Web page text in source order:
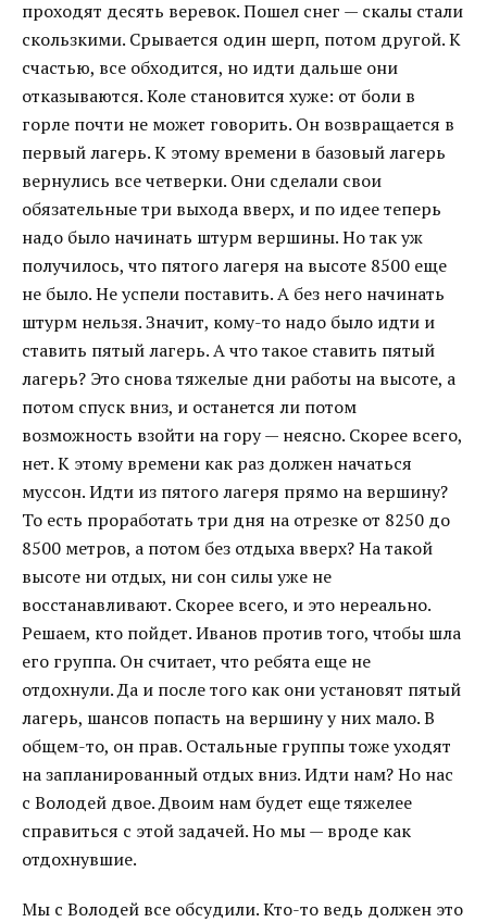
проходят десять веревок. Пошел снег — скалы стали
скользкими. Срывается один шерп, потом другой. К
счастью, все обходится, но идти дальше они
отказываются. Коле становится хуже: от боли в
горле почти не может говорить. Он возвращается в
первый лагерь. К этому времени в базовый лагерь
вернулись все четверки. Они сделали свои
обязательные три выхода вверх, и по идее теперь
надо было начинать штурм вершины. Но так уж
получилось, что пятого лагеря на высоте 8500 еще
не было. Не успели поставить. А без него начинать
штурм нельзя. Значит, кому-то надо было идти и
ставить пятый лагерь. А что такое ставить пятый
лагерь? Это снова тяжелые дни работы на высоте, а
потом спуск вниз, и останется ли потом
возможность взойти на гору — неясно. Скорее всего,
нет. К этому времени как раз должен начаться
муссон. Идти из пятого лагеря прямо на вершину?
То есть проработать три дня на отрезке от 8250 до
8500 метров, а потом без отдыха вверх? На такой
высоте ни отдых, ни сон силы уже не
восстанавливают. Скорее всего, и это нереально.
Решаем, кто пойдет. Иванов против того, чтобы шла
его группа. Он считает, что ребята еще не
отдохнули. Да и после того как они установят пятый
лагерь, шансов попасть на вершину у них мало. В
общем-то, он прав. Остальные группы тоже уходят
на запланированный отдых вниз. Идти нам? Но нас
с Володей двое. Двоим нам будет еще тяжелее
справиться с этой задачей. Но мы — вроде как
отдохнувшие.
Мы с Володей все обсудили. Кто-то ведь должен это